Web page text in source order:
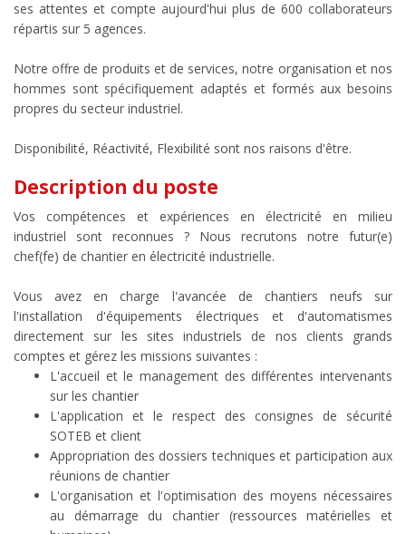
ses attentes et compte aujourd'hui plus de 600 collaborateurs
répartis sur 5 agences.
Notre offre de produits et de services, notre organisation et nos
hommes sont spécifiquement adaptés et formés aux besoins
propres du secteur industriel.
Disponibilité, Réactivité, Flexibilité sont nos raisons d'être.
Description du poste
Vos compétences et expériences en électricité en milieu
industriel sont reconnues ? Nous recrutons notre futur(e)
chef(fe) de chantier en électricité industrielle.
Vous avez en charge l'avancée de chantiers neufs sur
l'installation d'équipements électriques et d'automatismes
directement sur les sites industriels de nos clients grands
comptes et gérez les missions suivantes :
L'accueil et le management des différentes intervenants
sur les chantier
L'application et le respect des consignes de sécurité
SOTEB et client
Appropriation des dossiers techniques et participation aux
réunions de chantier
L'organisation et l'optimisation des moyens nécessaires
au démarrage du chantier (ressources matérielles et